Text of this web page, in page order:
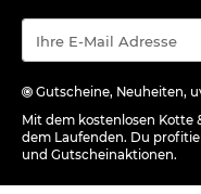
Gutscheine, Neuheiten,
Mit dem kostenlosen Kotte
dem Laufenden. Du
und Gutscheinaktionen.